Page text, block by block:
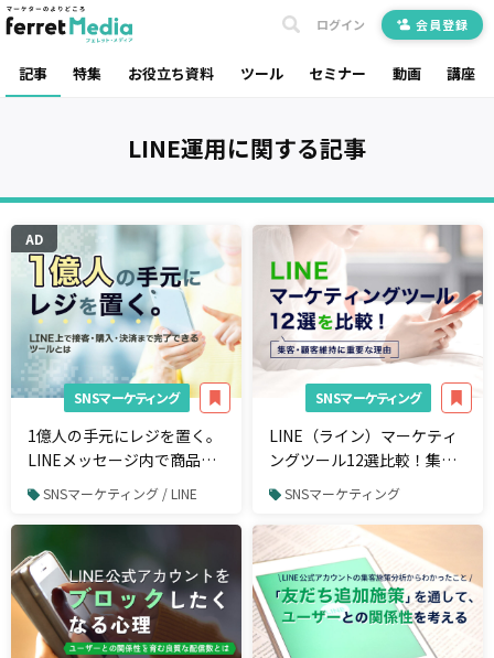
記事 特集 お役立ち資料 ツール セミナー 動画 講座
ログイン 会員登録
LINE運用に関する記事
AD
SNSマーケティング
1億人の手元にレジを置く。
LINEメッセージ内で商品提
案から購入・決済まで完了
できるツールとは
SNSマーケティング / LINE
SNSマーケティング
LINE（ライン）マーケティ
ングツール12選比較！集
客・顧客維持に重要な理由
SNSマーケティング